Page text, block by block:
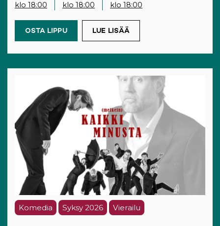
klo 18:00
klo 18:00
klo 18:00
OSTA LIPPU(OPENS IN A NEW TAB)
LUE LISÄÄ
Komedia Syksy 2026 Vierailu